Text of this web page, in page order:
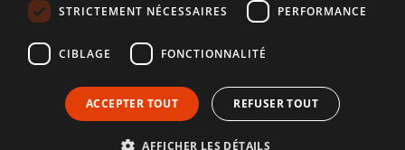
CONDITIONS D'UTILISATION
STRICTEMENT NÉCESSAIRES PERFORMANCE
CIBLAGE FONCTIONNALITÉ
ACCEPTER TOUT REFUSER TOUT
AFFICHER LES DÉTAILS